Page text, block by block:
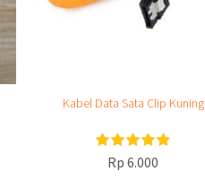
Kabel Data Sata Clip Kuning
Rp 6.000